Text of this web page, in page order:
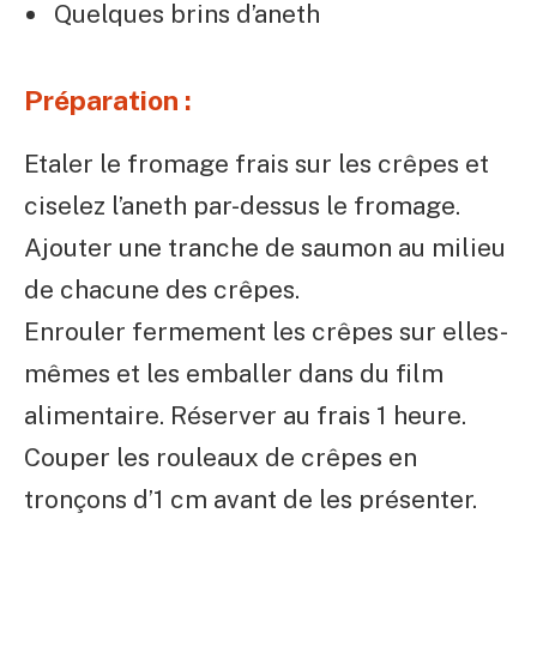
Quelques brins d’aneth
Préparation :
Etaler le fromage frais sur les crêpes et
ciselez l’aneth par-dessus le fromage.
Ajouter une tranche de saumon au milieu
de chacune des crêpes.
Enrouler fermement les crêpes sur elles-
mêmes et les emballer dans du film
alimentaire. Réserver au frais 1 heure.
Couper les rouleaux de crêpes en
tronçons d’1 cm avant de les présenter.